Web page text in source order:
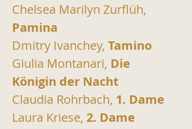
Chelsea Marilyn Zurflüh,
Pamina
Dmitry Ivanchey, Tamino
Giulia Montanari, Die
Königin der Nacht
Claudia Rohrbach, 1. Dame
Laura Kriese, 2. Dame